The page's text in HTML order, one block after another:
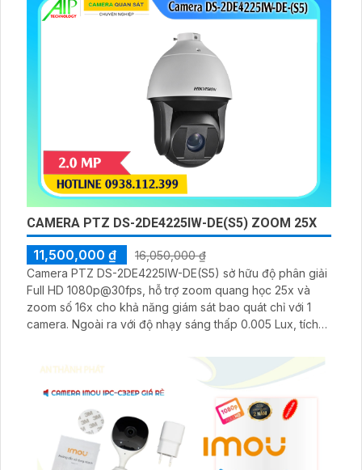
CAMERA PTZ DS-2DE4225IW-DE(S5) ZOOM 25X
11,500,000 ₫
16,050,000 ₫
Camera PTZ DS-2DE4225IW-DE(S5) sở hữu độ phân giải
Full HD 1080p@30fps, hỗ trợ zoom quang học 25x và
zoom số 16x cho khả năng giám sát bao quát chỉ với 1
camera. Ngoài ra với độ nhạy sáng thấp 0.005 Lux, tích
giúp ổn định hình ảnh trong điều kiện ánh sáng yếu